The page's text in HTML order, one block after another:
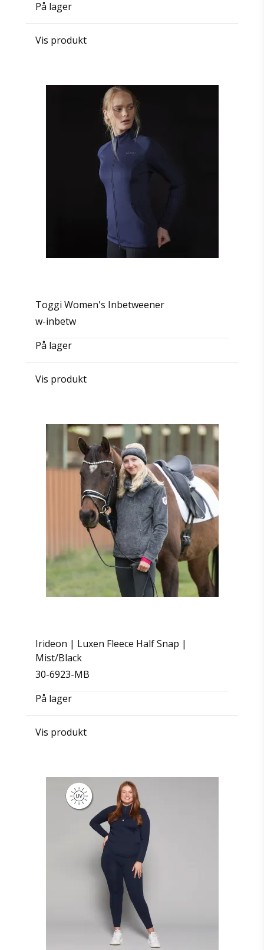
På lager
Vis produkt
Toggi Women's Inbetweener
w-inbetw
På lager
Vis produkt
Irideon | Luxen Fleece Half Snap |
Mist/Black
30-6923-MB
På lager
Vis produkt